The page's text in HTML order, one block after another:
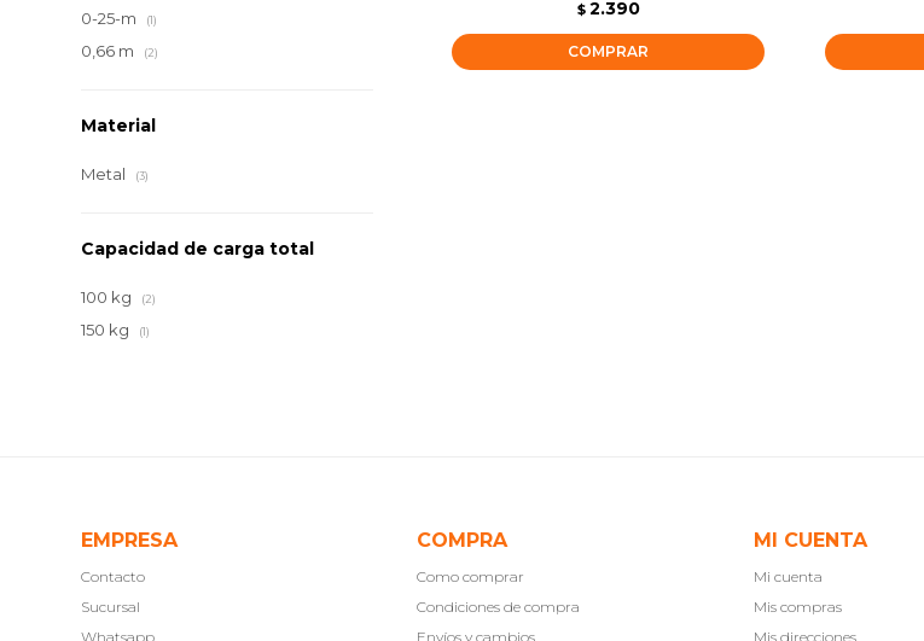
$ 2.390
0-25-m (1)
0,66 m (2)
Material
Metal (3)
Capacidad de carga total
100 kg (2)
150 kg (1)
EMPRESA
Contacto
Sucursal
Whatsapp
COMPRA
Como comprar
Condiciones de compra
Envíos y cambios
MI CUENTA
Mi cuenta
Mis compras
Mis direcciones